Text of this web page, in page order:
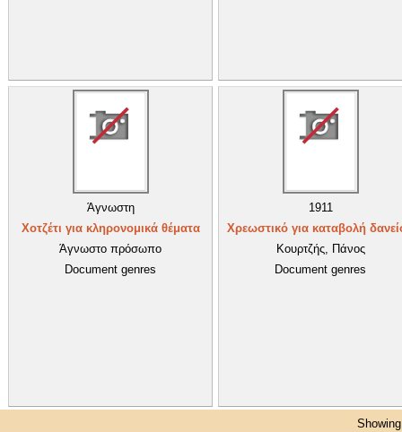
Άγνωστη
Χοτζέτι για κληρονομικά θέματα
Άγνωστο πρόσωπο
Document genres
1911
Χρεωστικό για καταβολή
Κουρτζής, Πάνος
Document genres